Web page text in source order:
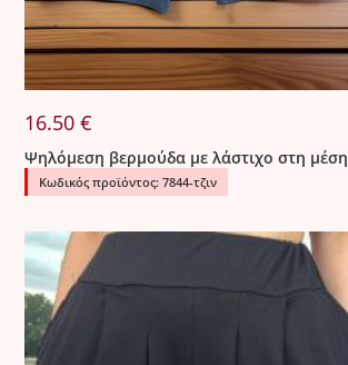
16.50€
Ψηλόμεση βερμούδα με λάστιχο στη μέση
Κωδικός προϊόντος: 7844-τζιν